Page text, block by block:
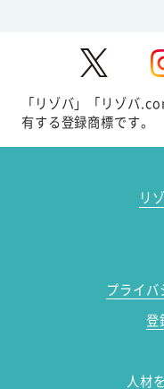
「リゾバ」「リゾバ
有する登録商標です。
リ
プライバ
登
人材